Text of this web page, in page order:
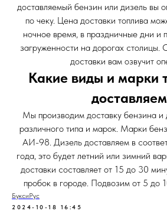
доставляемый бензин или дизель вы
по чеку. Цена доставки топлива
ночное время, в праздничные дни и
загруженности на дорогах столицы.
доставки вам озвучит
Какие виды и марки
Мы производим доставку бензина и
различного типа и марок. Марки
АИ-98. Дизель доставляем в
года, это будет летний или зимний
доставки составляет от 15 до 30
пробок в городе. Подвозим от 5 до
БуксиРус
2024-10-18 16:45